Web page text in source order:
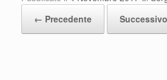
← Precedente